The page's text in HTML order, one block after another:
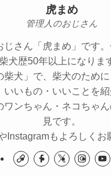
虎まめ
管理人のおじさん
じさん「虎まめ」です
柴犬歴50年以上になりま
柴犬」で、柴犬のため
いいもの・いいことを紹
ワンちゃん・ネコちゃ
見です。
Instagramもよろしくお